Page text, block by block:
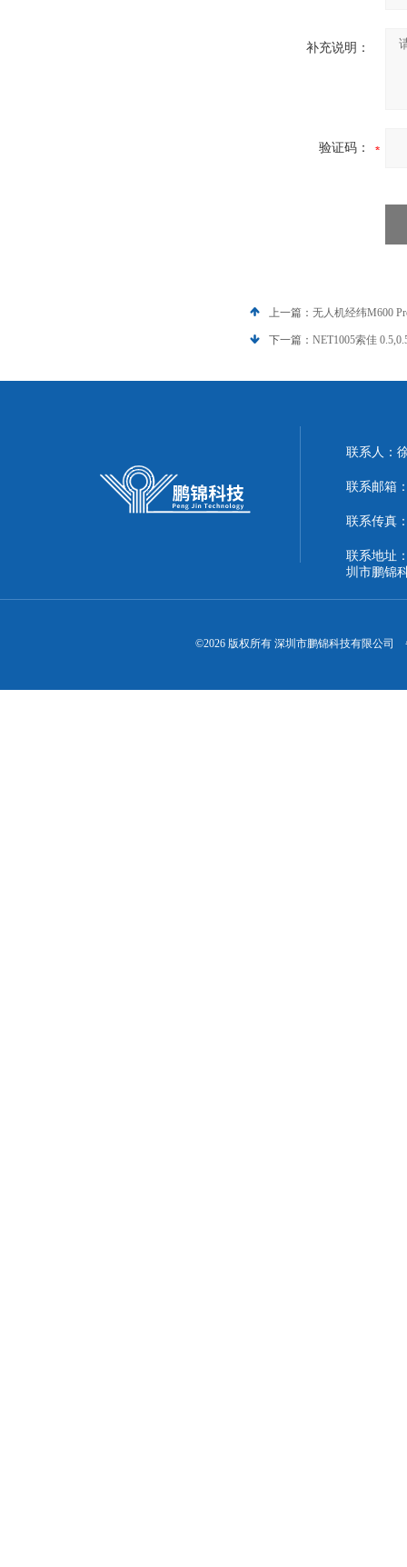
补充说明：
验证码：
上一篇： 无人机经纬M600
下一篇： NET1005索佳
联系人：
联系邮箱
联系传真
联系地址
圳市鹏锦
©2026 版权所有 深圳市鹏锦科技有限公司